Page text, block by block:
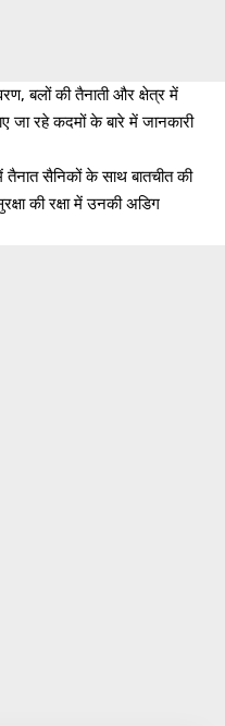
बलों की तैनाती और क्षेत्र में
रहे कदमों के बारे में जानकारी
सैनिकों के साथ बातचीत की
की रक्षा में उनकी अडिग